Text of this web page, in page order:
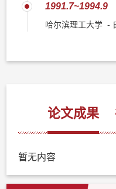
1991.7~1994.9
哈尔滨理工大学 -
论文成果
暂无内容